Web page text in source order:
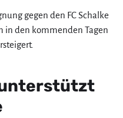
gegen den FC Schalke
in den kommenden Tagen
unterstützt